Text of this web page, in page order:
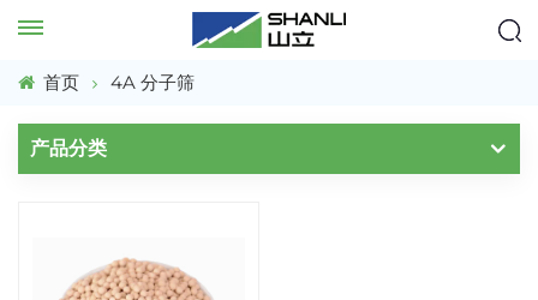
首页 4A 分子筛
产品分类